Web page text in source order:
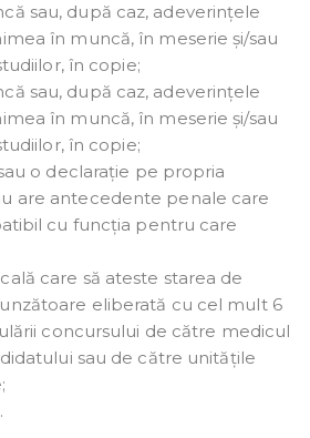
sau, după caz, adeverințele
în muncă, în meserie și/sau
în copie;
sau, după caz, adeverințele
în muncă, în meserie și/sau
în copie;
o declarație pe propria
are antecedente penale care
cu funcția pentru care
care să ateste starea de
eliberată cu cel mult 6
concursului de către medicul
sau de către unitățile